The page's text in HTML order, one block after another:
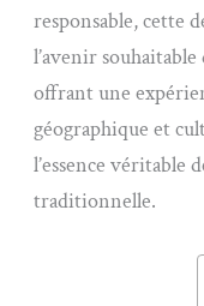
responsable, cette
l’avenir
offrant une
géographique et
l’essence
traditionnelle.